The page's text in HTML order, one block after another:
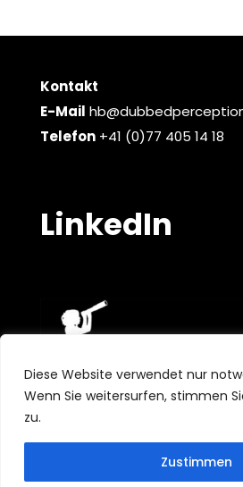
Diese Website verwendet nur
Wenn Sie weitersurfen, stimmen
zu.
Zustimmen
Kontakt
E-Mail
Telefon+41 (0)77 405 14 18
LinkedIn